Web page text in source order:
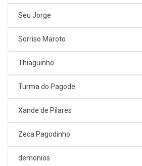
Seu Jorge
Sorriso Maroto
Thiaguinho
Turma do Pagode
Xande de Pilares
Zeca Pagodinho
demonios